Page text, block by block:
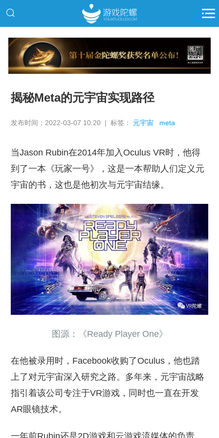
推广
揭秘Meta的元宇宙实现路径
发布时间：2022-03-07 10:20 | 标签： 元宇宙 meta
当Jason Rubin在2014年加入Oculus VR时，他得
到了一本《玩家一号》，这是一本帮助人们定义元
宇宙的书，这也是他初次与元宇宙结缘。
图源：《Ready Player One》
在他被录用时，Facebook收购了Oculus，他也踏
上了对元宇宙深入研究之路。多年来，元宇宙战略
指引着该公司专注于VR游戏，同时也一直在开发
AR眼镜技术。
一年前Rubin还是2D游戏和云游戏流媒体的负责